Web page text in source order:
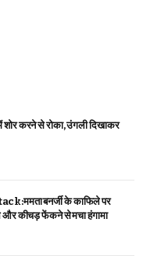
शोर करने से रोका, उंगली दिखाकर
बनर्जी के काफिले पर
और कीचड़ फेंकने से मचा हंगामा